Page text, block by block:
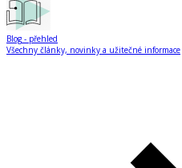
Blog - přehled
Všechny články, novinky a užitečné informace